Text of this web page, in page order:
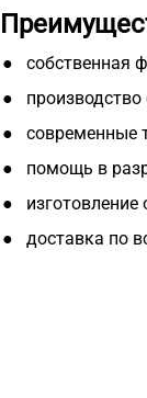
собственная
современные
помощь в
доставка по